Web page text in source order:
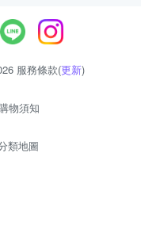
服務條款(更新)
物須知
類地圖